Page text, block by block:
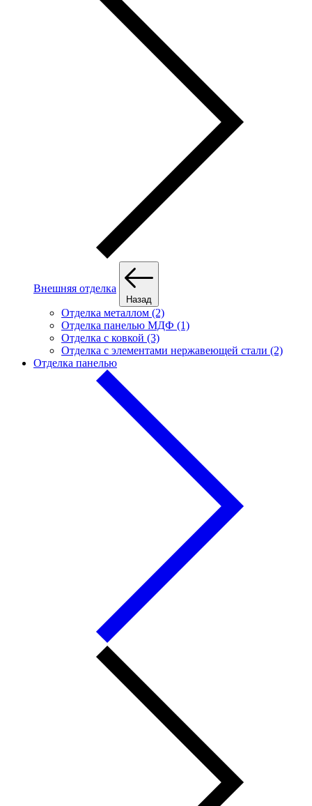
Внешняя отделка
Назад
Отделка металлом (2)
Отделка панелью МДФ (1)
Отделка с ковкой (3)
Отделка с элементами нержавеющей стали (2)
Отделка панелью